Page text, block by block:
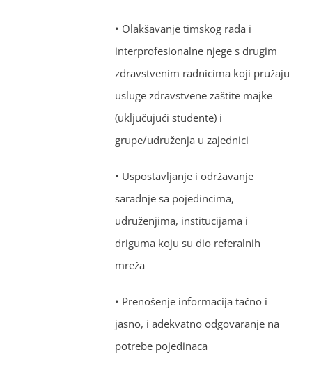
• Olakšavanje timskog rada i
interprofesionalne njege s drugim
zdravstvenim radnicima koji pružaju
usluge zdravstvene zaštite majke
(uključujući studente) i
grupe/udruženja u zajednici
• Uspostavljanje i održavanje
saradnje sa pojedincima,
udruženjima, institucijama i
driguma koju su dio referalnih
mreža
• Prenošenje informacija tačno i
jasno, i adekvatno odgovaranje na
potrebe pojedinaca